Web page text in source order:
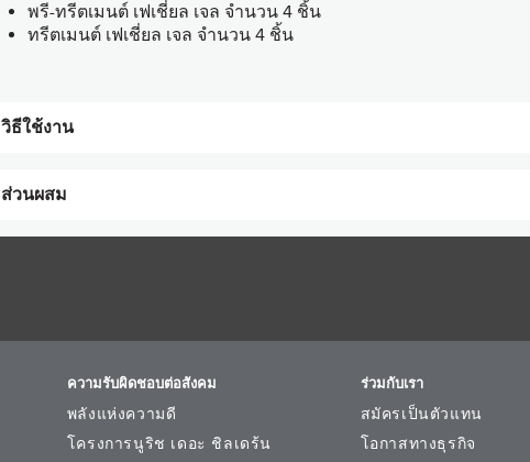
พรี-ทรีตเมนต์ เฟเชี่ยล เจล จำนวน 4 ชิ้น
ทรีตเมนต์ เฟเชี่ยล เจล จำนวน 4 ชิ้น
วิธีใช้งาน
ขั้นตอน
1 พรี-ทรีตเมนต์ เฟเชี่ยล เจล (สำหรับขั้นตอนทำความสะอาดผิวหน้า) จ
เจลผิวหน้าสูตรเอจล็อคที่มีส่วนผสมในการต่อต้านริ้วรอยแห่งวัย ผิวจากการดูแล
ส่วนผสม
ความรับผิดชอบต่อสังคม
พลังแห่งความดี
โครงการนูริช เดอะ ชิลเดร้น
ร่วมกับเรา
สมัครเป็นตัวแทน
โอกาสทางธุรกิจ